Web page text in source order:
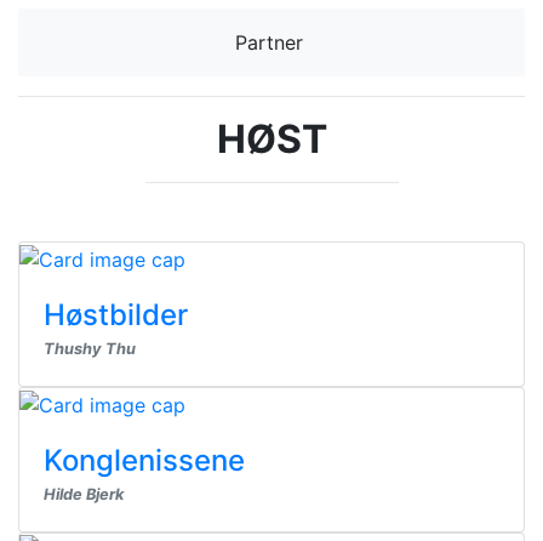
Partner
HØST
Høstbilder
Thushy Thu
Konglenissene
Hilde Bjerk